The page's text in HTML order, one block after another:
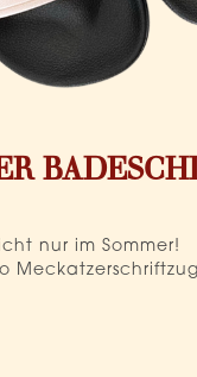
nur im Sommer!